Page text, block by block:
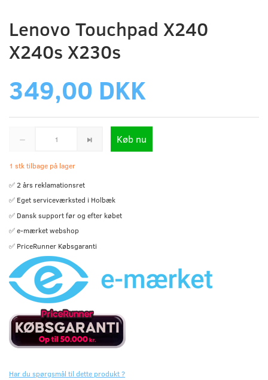
Lenovo Touchpad X240
X240s X230s
349,00 DKK
Køb nu
1 stk tilbage på lager
✅ 2 års reklamationsret
✅ Eget serviceværksted i Holbæk
✅ Dansk support før og efter købet
✅ e-mærket webshop
✅ PriceRunner Købsgaranti
Har du spørgsmål til dette produkt ?